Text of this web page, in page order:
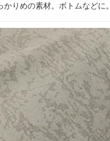
りめの素材。ボトムなどに。